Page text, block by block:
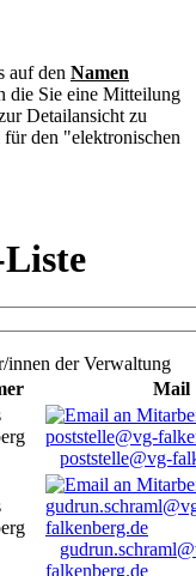
auf den Namen
die Sie eine Mitteilung
Detailansicht zu
den "elektronischen
innen der Verwaltung
Mail
poststelle@vg-
falkenberg.de